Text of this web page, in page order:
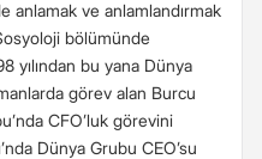
anlamak ve anlamlandırmak
bölümünde
yılından bu yana Dünya
görev alan Burcu
CFO’luk görevini
Dünya Grubu CEO’su